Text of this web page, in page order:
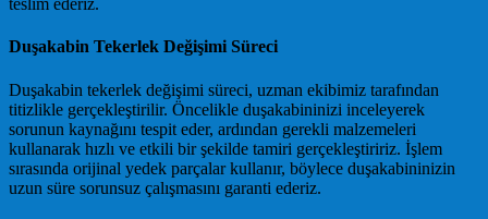
teslim ederiz.
Duşakabin Tekerlek Değişimi Süreci
Duşakabin tekerlek değişimi süreci, uzman ekibimiz tarafından
titizlikle gerçekleştirilir. Öncelikle duşakabininizi inceleyerek
sorunun kaynağını tespit eder, ardından gerekli malzemeleri
kullanarak hızlı ve etkili bir şekilde tamiri gerçekleştiririz. İşlem
sırasında orijinal yedek parçalar kullanır, böylece duşakabininizin
uzun süre sorunsuz çalışmasını garanti ederiz.